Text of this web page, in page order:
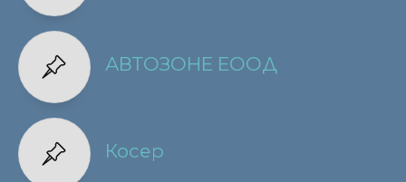
АВТОЗОНЕ ЕООД
Косер